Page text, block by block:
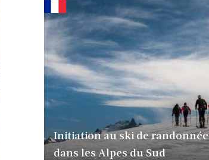
Initiation au ski de randonnée
dans les Alpes du Sud